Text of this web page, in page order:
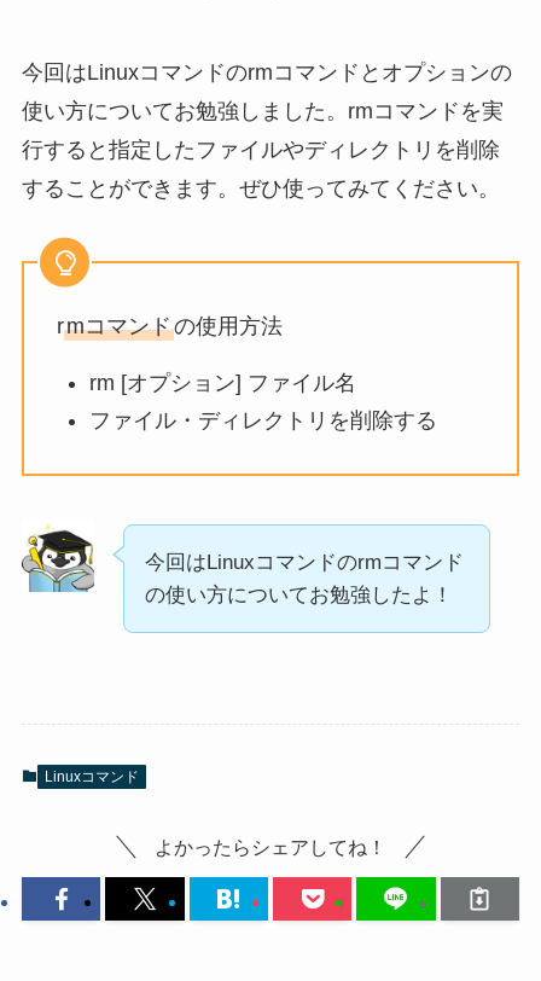
今回はLinuxコマンドのrmコマンドとオプションの
使い方についてお勉強しました。rmコマンドを実
行すると指定したファイルやディレクトリを削除
することができます。ぜひ使ってみてください。
rmコマンドの使用方法
rm [オプション] ファイル名
ファイル・ディレクトリを削除する
今回はLinuxコマンドのrmコマンド
の使い方についてお勉強したよ！
Linuxコマンド
よかったらシェアしてね！